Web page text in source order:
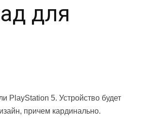
для
PlayStation 5. Устройство будет
причем кардинально.